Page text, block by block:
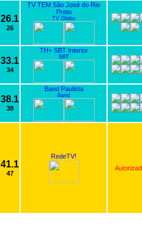
26.1
26
TV TEM São José do Rio
Preto
TV Globo
33.1
34
TH+ SBT Interior
SBT
38.1
38
Band Paulista
Band
41.1
47
RedeTV!